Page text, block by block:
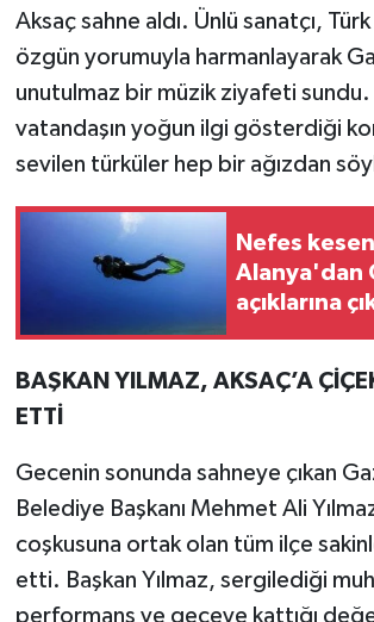
Aksaç sahne aldı. Ünlü sanatçı,
özgün yorumuyla harmanlayarak
unutulmaz bir müzik ziyafeti
vatandaşın yoğun ilgi gösterdiği
sevilen türküler hep bir ağızdan
Nefes
Alanya'dan
açıklarına
BAŞKAN YILMAZ, AKSAÇ’A
ETTİ
Gecenin sonunda sahneye çıkan
Belediye Başkanı Mehmet Ali
coşkusuna ortak olan tüm ilçe
etti. Başkan Yılmaz, sergilediği
performans ve geceye kattığı